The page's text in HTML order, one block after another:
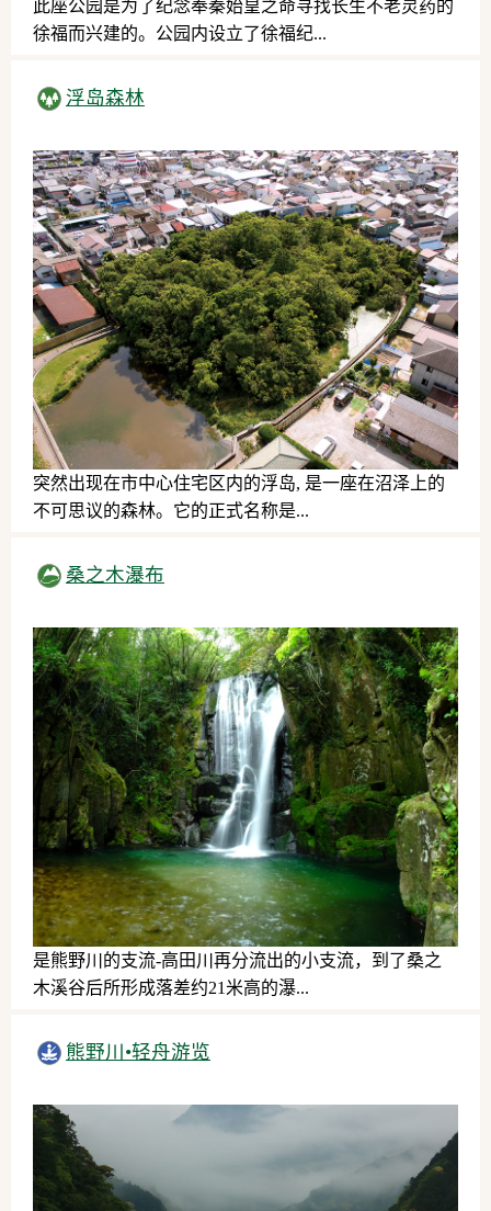
此座公园是为了纪念奉秦始皇之命寻找长生不老灵药的
徐福而兴建的。公园内设立了徐福纪...
浮岛森林
突然出现在市中心住宅区内的浮岛, 是一座在沼泽上的
不可思议的森林。它的正式名称是...
桑之木瀑布
是熊野川的支流-高田川再分流出的小支流，到了桑之
木溪谷后所形成落差约21米高的瀑...
熊野川•轻舟游览